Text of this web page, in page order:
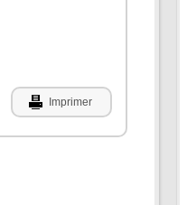
Imprimer